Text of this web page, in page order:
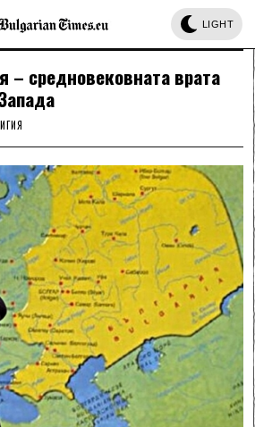
LIGHT
– средновековната врата